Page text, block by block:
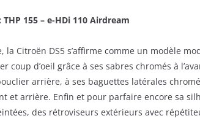
155 – e-HDi 110 Airdream
la Citroën DS5 s’affirme comme un modèle
coup d’oeil grâce à ses sabres chromés à
arrière, à ses baguettes latérales
et arrière. Enfin et pour parfaire encore sa
des rétroviseurs extérieurs avec